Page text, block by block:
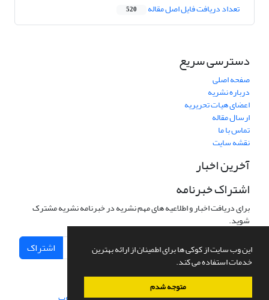
این وب سایت از کوکی ها برای اطمینان از ارائه بهترین
خدمات استفاده می کند.
متوجه شدم
تعداد دریافت فایل اصل مقاله 520
دسترسی سریع
صفحه اصلی
درباره نشریه
اعضای هیات تحریریه
ارسال مقاله
تماس با ما
نقشه سایت
آخرین اخبار
اشتراک خبرنامه
برای دریافت اخبار و اطلاعیه های مهم نشریه در خبرنامه نشریه مشترک
شوید.
اشتراک